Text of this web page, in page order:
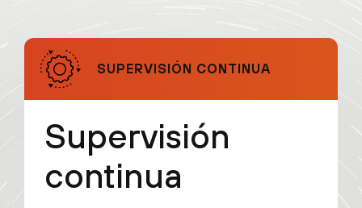
SUPERVISIÓN CONTINUA
Supervisión
continua